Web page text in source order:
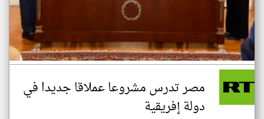
مصر تدرس مشروعا عملاقا جديدا في
دولة إفريقية